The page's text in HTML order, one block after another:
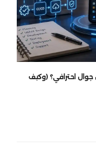
جوال احترافي؟ (وكيف